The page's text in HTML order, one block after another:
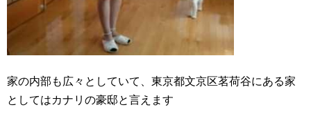
家の内部も広々としていて、東京都文京区茗荷谷にある家
としてはカナリの豪邸と言えます